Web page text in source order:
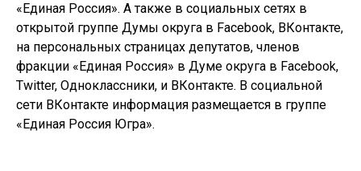
«Единая Россия». А также в социальных сетях в
открытой группе Думы округа в Facebook, ВКонтакте,
на персональных страницах депутатов, членов
фракции «Единая Россия» в Думе округа в Facebook,
Twitter, Одноклассники, и ВКонтакте. В социальной
сети ВКонтакте информация размещается в группе
«Единая Россия Югра».